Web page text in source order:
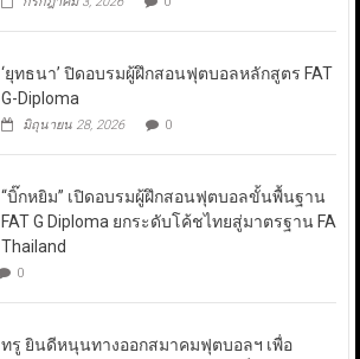
‘ยุทธนา’ ปิดอบรมผู้ฝึกสอนฟุตบอลหลักสูตร FAT
G-Diploma
มิถุนายน 28, 2026 0
“บิ๊กหยิม” เปิดอบรมผู้ฝึกสอนฟุตบอลขั้นพื้นฐาน
FAT G Diploma ยกระดับโค้ชไทยสู่มาตรฐาน FA
Thailand
0
ทรู ยินดีหนุนทางออกสมาคมฟุตบอลฯ เพื่อ